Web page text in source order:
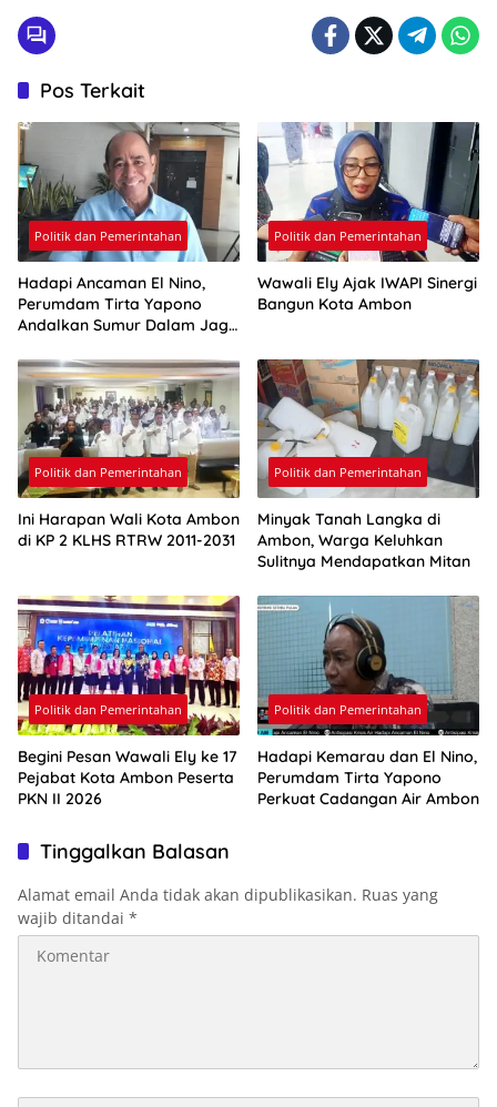
Pos Terkait
Politik dan Pemerintahan
Hadapi Ancaman El Nino,
Perumdam Tirta Yapono
Andalkan Sumur Dalam Jaga
Politik dan Pemerintahan
Wawali Ely Ajak IWAPI Sinergi
Bangun Kota Ambon
Politik dan Pemerintahan
Ini Harapan Wali Kota Ambon
di KP 2 KLHS RTRW 2011-2031
Politik dan Pemerintahan
Minyak Tanah Langka di
Ambon, Warga Keluhkan
Sulitnya Mendapatkan Mitan
Politik dan Pemerintahan
Begini Pesan Wawali Ely ke 17
Pejabat Kota Ambon Peserta
PKN II 2026
Politik dan Pemerintahan
Hadapi Kemarau dan El Nino,
Perumdam Tirta Yapono
Perkuat Cadangan Air Ambon
Tinggalkan Balasan
Alamat email Anda tidak akan dipublikasikan. Ruas yang
wajib ditandai *